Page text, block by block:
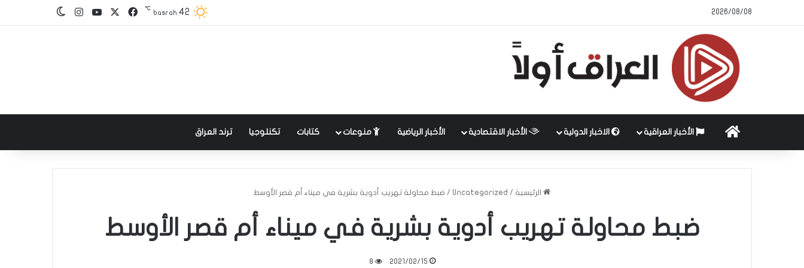
2026/08/08
basrah 42
℃ فيسبوك‫YouTube
انستقرامالوضع المظلم
الرئيسية الأخبار العراقية الاخبار الدولية الأخبار الاقتصادية الأخبار الرياضية منوعات كتابات تكنلوجيا ترند العراق
الرئيسية /
Uncategorized
/ ضبط محاولة تهريب أدوية بشرية في ميناء أم قصر الأوسط
ضبط محاولة تهريب أدوية بشرية في ميناء أم قصر الأوسط
2021/02/15
8